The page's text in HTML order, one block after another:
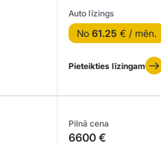
Auto līzings
No 61.25 € / mēn.
Pieteikties līzingam
Pilnā cena
6600 €